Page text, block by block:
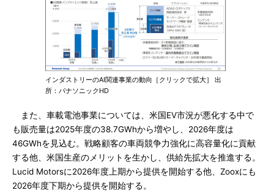
インダストリーのAI関連事業の動向［クリックで拡大］ 出
所：パナソニックHD
また、車載電池事業については、米国EV市況が悪化する中で
も販売量は2025年度の38.7GWhから増やし、2026年度は
46GWhを見込む。戦略顧客の車両競争力強化に高容量化に貢献
する他、米国生産のメリットを生かし、供給先拡大を推進する。
Lucid Motorsに2026年度上期から提供を開始する他、Zooxにも
2026年度下期から提供を開始する。